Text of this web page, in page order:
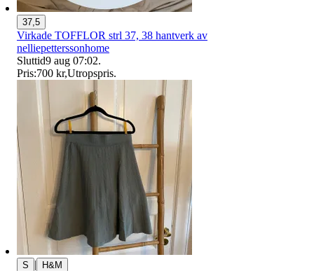
37,5
Virkade TOFFLOR strl 37, 38 hantverk av
nelliepetterssonhome
Sluttid9 aug 07:02.
Pris:700 kr,Utropspris.
S | H&M